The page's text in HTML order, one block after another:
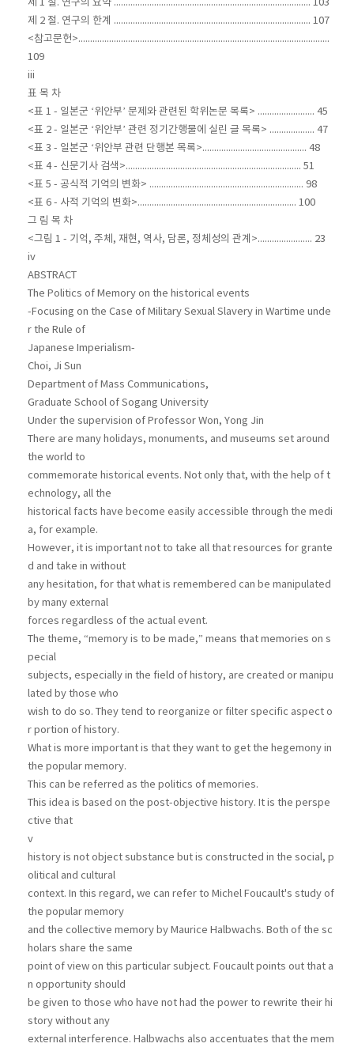
제 1 절. 연구의 요약 ................................................................................... 103
제 2 절. 연구의 한계 ................................................................................... 107
<참고문헌>..........................................................................................................
109
iii
표 목 차
<표 1 - 일본군 ‘위안부’ 문제와 관련된 학위논문 목록> ........................ 45
<표 2 - 일본군 ‘위안부’ 관련 정기간행물에 실린 글 목록> ................... 47
<표 3 - 일본군 ‘위안부 관련 단행본 목록>............................................ 48
<표 4 - 신문기사 검색>.......................................................................... 51
<표 5 - 공식적 기억의 변화> ................................................................. 98
<표 6 - 사적 기억의 변화>................................................................... 100
그 림 목 차
<그림 1 - 기억, 주체, 재현, 역사, 담론, 정체성의 관계>....................... 23
iv
ABSTRACT
The Politics of Memory on the historical events
-Focusing on the Case of Military Sexual Slavery in Wartime unde
r the Rule of
Japanese Imperialism-
Choi, Ji Sun
Department of Mass Communications,
Graduate School of Sogang University
Under the supervision of Professor Won, Yong Jin
There are many holidays, monuments, and museums set around
the world to
commemorate historical events. Not only that, with the help of t
echnology, all the
historical facts have become easily accessible through the medi
a, for example.
However, it is important not to take all that resources for grante
d and take in without
any hesitation, for that what is remembered can be manipulated
by many external
forces regardless of the actual event.
The theme, “memory is to be made,” means that memories on s
pecial
subjects, especially in the field of history, are created or manipu
lated by those who
wish to do so. They tend to reorganize or filter specific aspect o
r portion of history.
What is more important is that they want to get the hegemony in
the popular memory.
This can be referred as the politics of memories.
This idea is based on the post-objective history. It is the perspe
ctive that
v
history is not object substance but is constructed in the social, p
olitical and cultural
context. In this regard, we can refer to Michel Foucault's study of
the popular memory
and the collective memory by Maurice Halbwachs. Both of the sc
holars share the same
point of view on this particular subject. Foucault points out that a
n opportunity should
be given to those who have not had the power to rewrite their hi
story without any
external interference. Halbwachs also accentuates that the mem